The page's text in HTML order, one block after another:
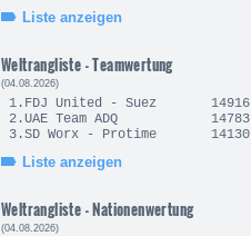
Liste anzeigen
Weltrangliste - Teamwertung
(04.08.2026)
1.FDJ United - Suez 14916
2.UAE Team ADQ 14783
3.SD Worx - Protime 14130
Liste anzeigen
Weltrangliste - Nationenwertung
(04.08.2026)